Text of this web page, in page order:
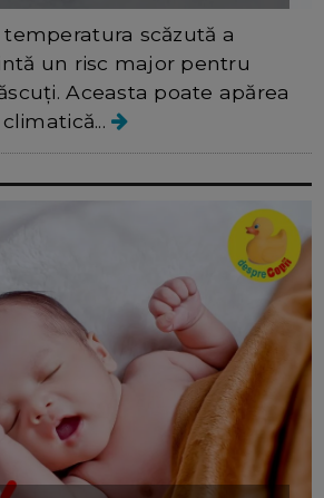
scăzută a
un risc major pentru
Aceasta poate apărea